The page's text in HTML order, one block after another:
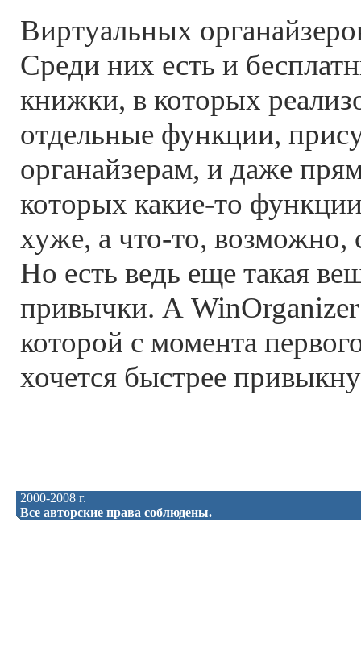
Виртуальных
Среди них есть и
книжки, в которых
отдельные функции,
органайзерам, и даже
которых какие-то
хуже, а что-то, возможно,
Но есть ведь еще такая
привычки. А
которой с момента
хочется быстрее
2000-2008 г.
Все авторские права соблюдены.